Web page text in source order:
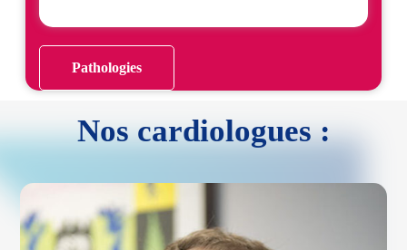
Pathologies
Nos cardiologues :